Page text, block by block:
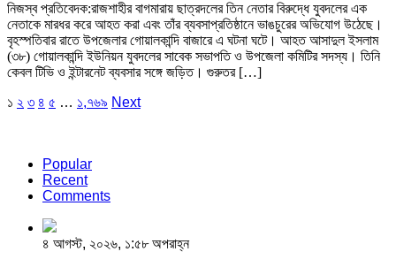
‎নিজস্ব প্রতিবেদক:‎রাজশাহীর বাগমারায় ছাত্রদলের তিন নেতার বিরুদ্ধে যুবদলের এক
নেতাকে মারধর করে আহত করা এবং তাঁর ব্যবসাপ্রতিষ্ঠানে ভাঙচুরের অভিযোগ উঠেছে।
বৃহস্পতিবার রাতে উপজেলার গোয়ালকান্দি বাজারে এ ঘটনা ঘটে। ‎আহত আসাদুল ইসলাম
(৩৮) গোয়ালকান্দি ইউনিয়ন যুবদলের সাবেক সভাপতি ও উপজেলা কমিটির সদস্য। তিনি
কেবল টিভি ও ইন্টারনেট ব্যবসার সঙ্গে জড়িত। গুরুতর […]
পোস্ট
১ ২ ৩ ৪ ৫ … ১,৭৬৯ Next
Popular
Recent
Comments
৪ আগস্ট, ২০২৬, ১:৫৮ অপরাহ্ন